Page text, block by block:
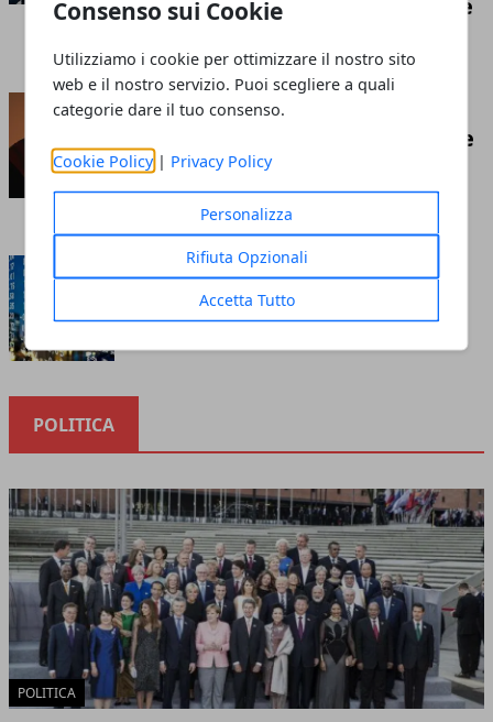
Consenso sui Cookie
Utilizziamo i cookie per ottimizzare il nostro sito
web e il nostro servizio. Puoi scegliere a quali
categorie dare il tuo consenso.
Cookie Policy | Privacy Policy
Personalizza
Rifiuta Opzionali
Accetta Tutto
competizione economica globale
Insufflaggio nell’edilizia: ecco
cos’è e tutto ciò che c’è da sapere
riguardo questa tecnica
Cosa sapere prima di investire
nella borsa online
POLITICA
POLITICA